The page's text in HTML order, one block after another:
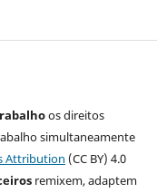
os direitos
simultaneamente
Attribution (CC BY) 4.0
remixem, adaptem